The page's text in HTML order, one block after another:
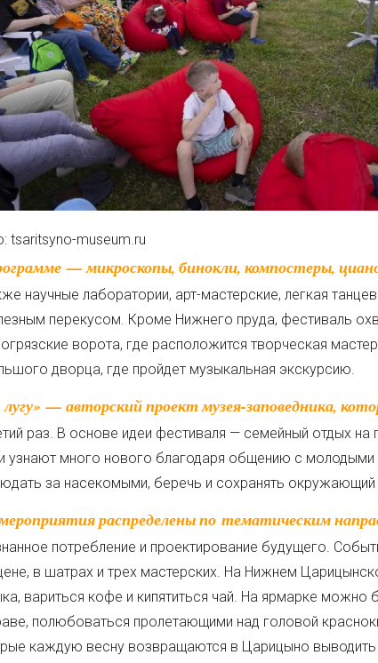
tsaritsyno-museum.ru
научные лаборатории, арт-мастерские, легкая
перекусом. Кроме Нижнего пруда, фестиваль
ворота, где расположится творческая
дворца, где пройдет музыкальная экскурсию.
раз. В основе идеи фестиваля — семейный отдых на
узнают много нового благодаря общению с молодыми
за насекомыми, беречь и сохранять окружающий
потребление и проектирование будущего.
в шатрах и трех мастерских. На Нижнем
вариться кофе и кипятиться чай. На ярмарке можно
полюбоваться пролетающими над головой
каждую весну возвращаются в Царицыно